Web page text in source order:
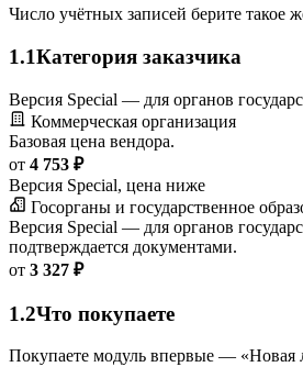
Число учётных записей берите такое
1.1Категория заказчика
Версия Special — для органов
Коммерческая организация
Базовая цена вендора.
от 4 753 ₽
Версия Special, цена ниже
Госорганы и государственное
Версия Special — для органов
подтверждается документами.
от 3 327 ₽
1.2Что покупаете
Покупаете модуль впервые — «Новая